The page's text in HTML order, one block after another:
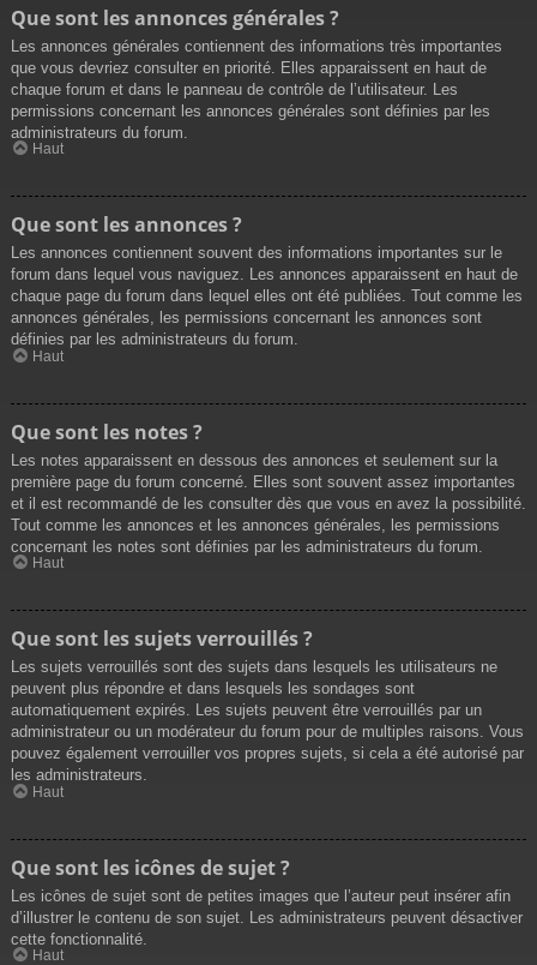
Que sont les annonces générales ?
Les annonces générales contiennent des informations très importantes
que vous devriez consulter en priorité. Elles apparaissent en haut de
chaque forum et dans le panneau de contrôle de l’utilisateur. Les
permissions concernant les annonces générales sont définies par les
administrateurs du forum.
Haut
Que sont les annonces ?
Les annonces contiennent souvent des informations importantes sur le
forum dans lequel vous naviguez. Les annonces apparaissent en haut de
chaque page du forum dans lequel elles ont été publiées. Tout comme les
annonces générales, les permissions concernant les annonces sont
définies par les administrateurs du forum.
Haut
Que sont les notes ?
Les notes apparaissent en dessous des annonces et seulement sur la
première page du forum concerné. Elles sont souvent assez importantes
et il est recommandé de les consulter dès que vous en avez la possibilité.
Tout comme les annonces et les annonces générales, les permissions
concernant les notes sont définies par les administrateurs du forum.
Haut
Que sont les sujets verrouillés ?
Les sujets verrouillés sont des sujets dans lesquels les utilisateurs ne
peuvent plus répondre et dans lesquels les sondages sont
automatiquement expirés. Les sujets peuvent être verrouillés par un
administrateur ou un modérateur du forum pour de multiples raisons. Vous
pouvez également verrouiller vos propres sujets, si cela a été autorisé par
les administrateurs.
Haut
Que sont les icônes de sujet ?
Les icônes de sujet sont de petites images que l’auteur peut insérer afin
d’illustrer le contenu de son sujet. Les administrateurs peuvent désactiver
cette fonctionnalité.
Haut